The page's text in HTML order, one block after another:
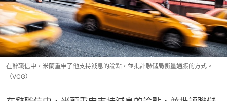
在辭職信中，米蘭重申了他支持減息的論點，並批評聯儲局衡量通脹的方式。
（VCG）